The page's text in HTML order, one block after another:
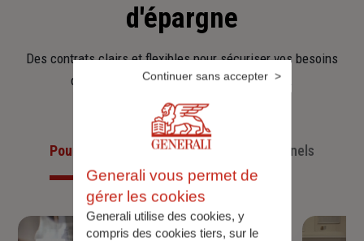
d'épargne
Des contrats clairs et flexibles pour sécuriser vos besoins
d’aujourd’hui et anticiper ceux de demain.
Pour les particuliersPour les professionnels
Generali vous permet de
gérer les cookies
Generali utilise des cookies, y
compris des cookies tiers, sur le
Continuer sans accepter